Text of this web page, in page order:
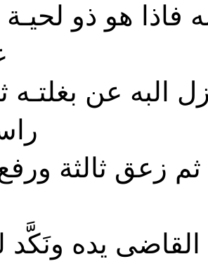
هو ذو لحيـة
البه عن بغلتـه
زعق ثالثة
القاضى يده ونَكَّد